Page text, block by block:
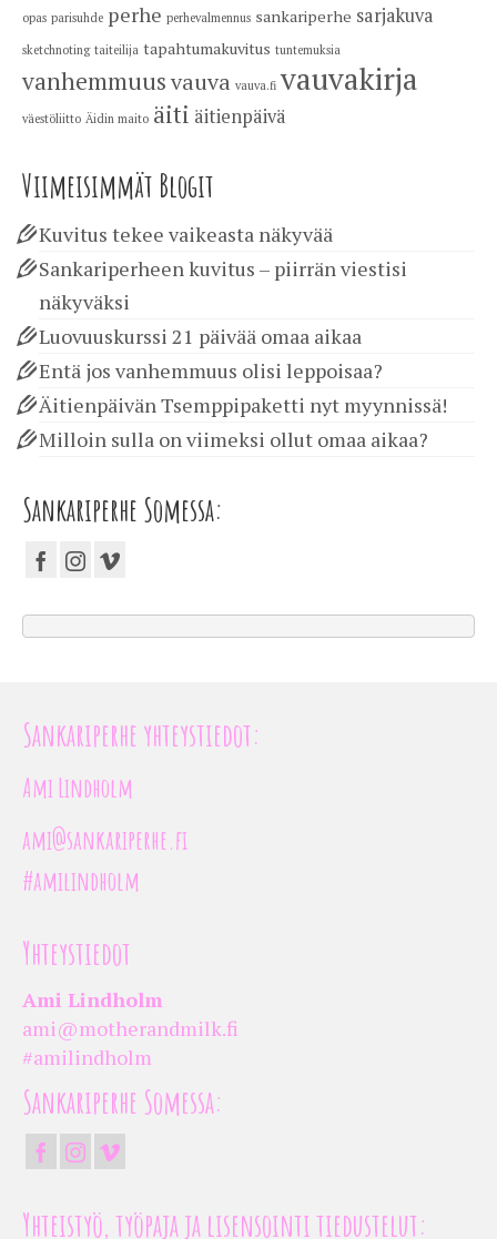
opas parisuhde perhe perhevalmennus sankariperhe sarjakuva
sketchnoting taiteilija tapahtumakuvitus tuntemuksia
vanhemmuusvauva vauva.fi vauvakirja
väestöliitto Äidin maito äiti äitienpäivä
Viimeisimmät Blogit
Kuvitus tekee vaikeasta näkyvää
Sankariperheen kuvitus – piirrän viestisi
näkyväksi
Luovuuskurssi 21 päivää omaa aikaa
Entä jos vanhemmuus olisi leppoisaa?
Äitienpäivän Tsemppipaketti nyt myynnissä!
Milloin sulla on viimeksi ollut omaa aikaa?
Sankariperhe Somessa:
Sankariperhe yhteystiedot:
Ami Lindholm
ami@sankariperhe.fi
#amilindholm
Yhteystiedot
Ami Lindholm
ami@motherandmilk.fi
#amilindholm
Sankariperhe Somessa:
Yhteistyö, työpaja ja lisensointi tiedustelut: